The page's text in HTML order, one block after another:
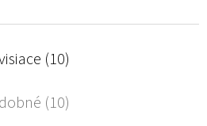
(10)
(10)